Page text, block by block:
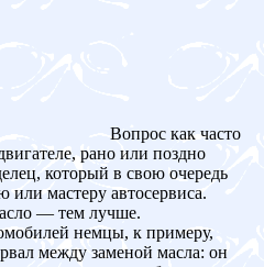
Вопрос как часто
рано или поздно
который в свою очередь
или мастеру автосервиса.
— тем лучше.
немцы, к примеру,
между заменой масла: он